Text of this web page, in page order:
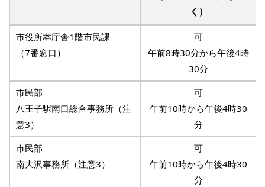
く）
市役所本庁舎1階市民課
（7番窓口）
可
午前8時30分から午後4時
30分
市民部
八王子駅南口総合事務所（注
意3）
可
午前10時から午後4時30
分
市民部
南大沢事務所（注意3）
可
午前10時から午後4時30
分